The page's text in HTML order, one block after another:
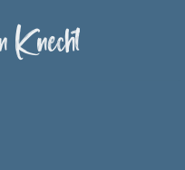
Knecht